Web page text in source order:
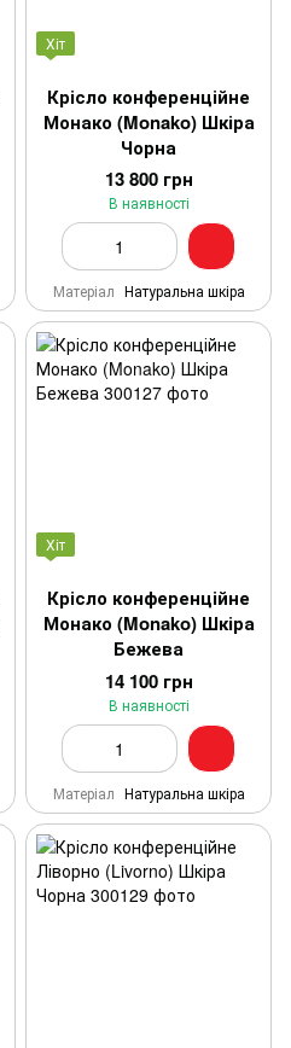
Хіт
Крісло конференційне
Монако (Monako) Шкіра
Чорна
13 800 грн
В наявності
Матеріал Натуральна шкіра
Хіт
Крісло конференційне
Монако (Monako) Шкіра
Бежева
14 100 грн
В наявності
Матеріал Натуральна шкіра